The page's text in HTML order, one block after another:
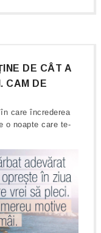
DE CÂT A
CAM DE
care încrederea
o noapte care te-